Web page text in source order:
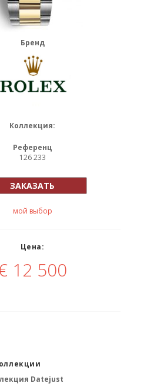
Бренд
Коллекция:
Референц
126 233
ЗАКАЗАТЬ
мой выбор
Цена:
12 500
Datejust